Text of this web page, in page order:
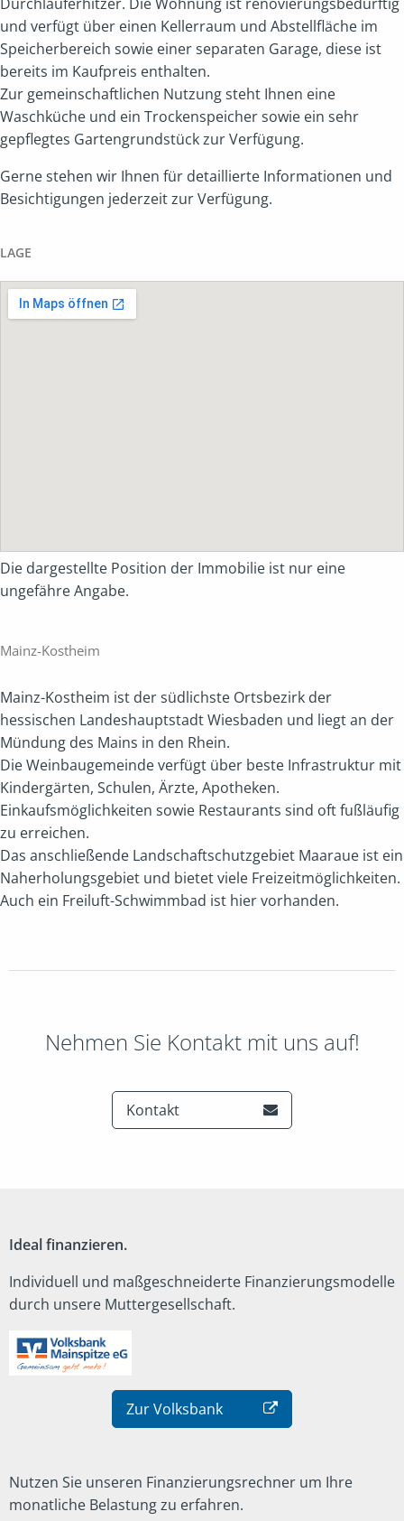
und verfügt über einen Kellerraum und Abstellfläche im
Speicherbereich sowie einer separaten Garage, diese ist
bereits im Kaufpreis enthalten.
Zur gemeinschaftlichen Nutzung steht Ihnen eine
Waschküche und ein Trockenspeicher sowie ein sehr
gepflegtes Gartengrundstück zur Verfügung.
Gerne stehen wir Ihnen für detaillierte Informationen und
Besichtigungen jederzeit zur Verfügung.
LAGE
Die dargestellte Position der Immobilie ist nur eine
ungefähre Angabe.
Mainz-Kostheim
Mainz-Kostheim ist der südlichste Ortsbezirk der
hessischen Landeshauptstadt Wiesbaden und liegt an der
Mündung des Mains in den Rhein.
Die Weinbaugemeinde verfügt über beste Infrastruktur mit
Kindergärten, Schulen, Ärzte, Apotheken.
Einkaufsmöglichkeiten sowie Restaurants sind oft fußläufig
zu erreichen.
Das anschließende Landschaftschutzgebiet Maaraue ist ein
Naherholungsgebiet und bietet viele Freizeitmöglichkeiten.
Auch ein Freiluft-Schwimmbad ist hier vorhanden.
Nehmen Sie Kontakt mit uns auf!
Kontakt
Ideal finanzieren.
Individuell und maßgeschneiderte Finanzierungsmodelle
durch unsere Muttergesellschaft.
Zur Volksbank
Nutzen Sie unseren Finanzierungsrechner um Ihre
monatliche Belastung zu erfahren.